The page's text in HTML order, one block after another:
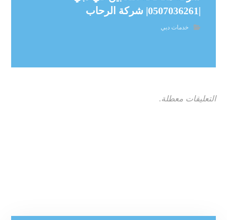
|0507036261| شركة الرحاب
خدمات دبي
التعليقات معطلة.